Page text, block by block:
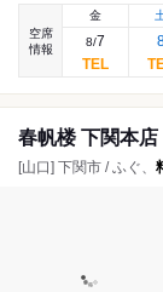
空席
情報
金
8/7
春帆楼 下関本店
[山口] 下関市 / ふぐ、